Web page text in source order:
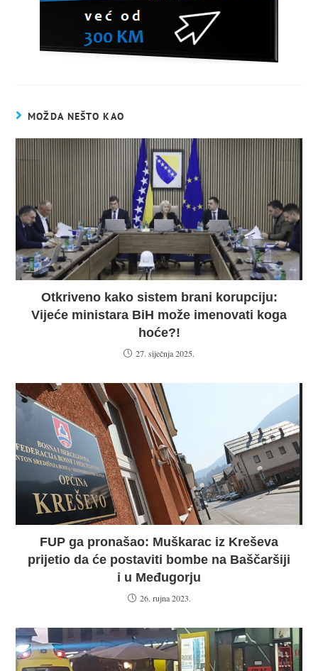
MOŽDA NEŠTO KAO
Otkriveno kako sistem brani korupciju:
Vijeće ministara BiH može imenovati koga
hoće?!
27. siječnja 2025.
FUP ga pronašao: Muškarac iz Kreševa
prijetio da će postaviti bombe na Baščaršiji
i u Međugorju
26. rujna 2023.